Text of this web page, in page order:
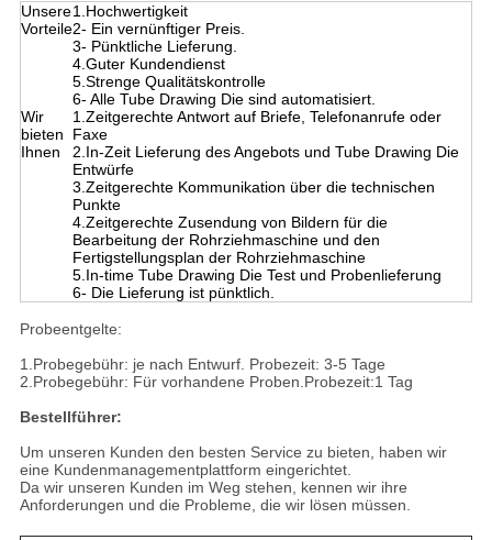
Unsere
Vorteile
1.Hochwertigkeit
2- Ein vernünftiger Preis.
3- Pünktliche Lieferung.
4.Guter Kundendienst
5.Strenge Qualitätskontrolle
6- Alle Tube Drawing Die sind automatisiert.
Wir
bieten
Ihnen
1.Zeitgerechte Antwort auf Briefe, Telefonanrufe oder
Faxe
2.In-Zeit Lieferung des Angebots und Tube Drawing Die
Entwürfe
3.Zeitgerechte Kommunikation über die technischen
Punkte
4.Zeitgerechte Zusendung von Bildern für die
Bearbeitung der Rohrziehmaschine und den
Fertigstellungsplan der Rohrziehmaschine
5.In-time Tube Drawing Die Test und Probenlieferung
6- Die Lieferung ist pünktlich.
Probeentgelte:
1.Probegebühr: je nach Entwurf. Probezeit: 3-5 Tage
2.Probegebühr: Für vorhandene Proben.Probezeit:1 Tag
Bestellführer:
Um unseren Kunden den besten Service zu bieten, haben wir
eine Kundenmanagementplattform eingerichtet.
Da wir unseren Kunden im Weg stehen, kennen wir ihre
Anforderungen und die Probleme, die wir lösen müssen.